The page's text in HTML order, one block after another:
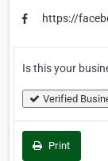
https://
Is this your
Verified
Print